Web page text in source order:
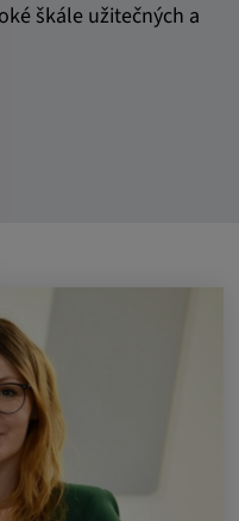
škále užitečných a